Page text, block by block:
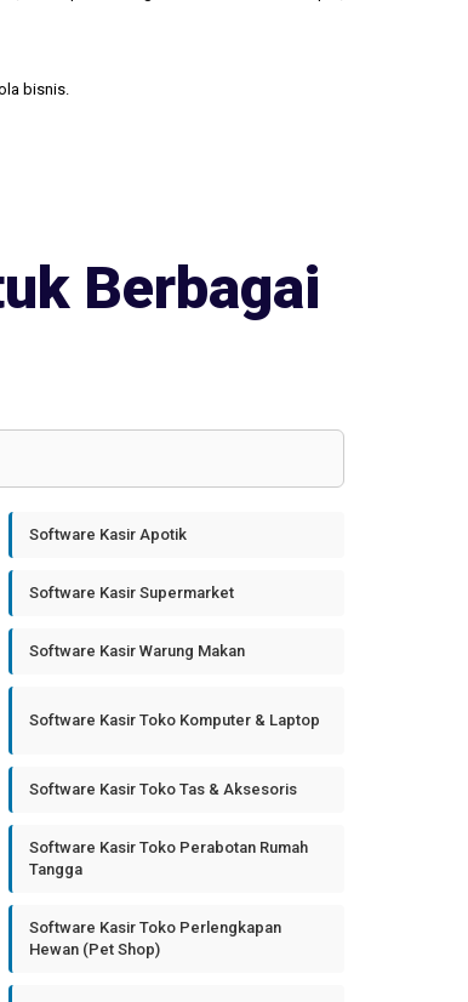
bisnis.
Berbagai
Software Kasir Apotik
Software Kasir Supermarket
Software Kasir Warung Makan
Software Kasir Toko Komputer & Laptop
Software Kasir Toko Tas & Aksesoris
Software Kasir Toko Perabotan Rumah
Tangga
Software Kasir Toko Perlengkapan
Hewan (Pet Shop)